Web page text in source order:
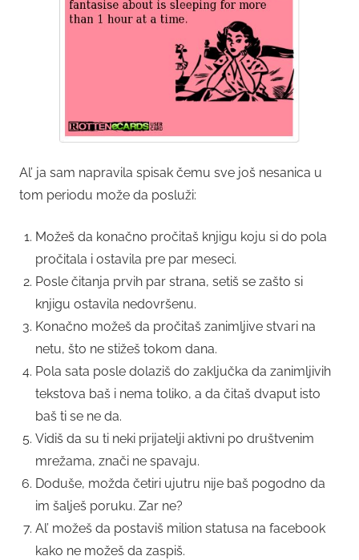
Al’ ja sam napravila spisak čemu sve još nesanica u
tom periodu može da posluži:
Možeš da konačno pročitaš knjigu koju si do pola
pročitala i ostavila pre par meseci.
Posle čitanja prvih par strana, setiš se zašto si
knjigu ostavila nedovršenu.
Konačno možeš da pročitaš zanimljive stvari na
netu, što ne stižeš tokom dana.
Pola sata posle dolaziš do zaključka da zanimljivih
tekstova baš i nema toliko, a da čitaš dvaput isto
baš ti se ne da.
Vidiš da su ti neki prijatelji aktivni po društvenim
mrežama, znači ne spavaju.
Doduše, možda četiri ujutru nije baš pogodno da
im šalješ poruku. Zar ne?
Al’ možeš da postaviš milion statusa na facebook
kako ne možeš da zaspiš.